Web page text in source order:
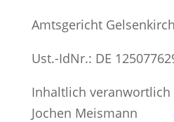
Amtsgericht
Ust.-IdNr.: DE
Inhaltlich veranwortlich
Jochen Meismann